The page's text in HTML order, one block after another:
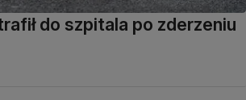
do szpitala po zderzeniu